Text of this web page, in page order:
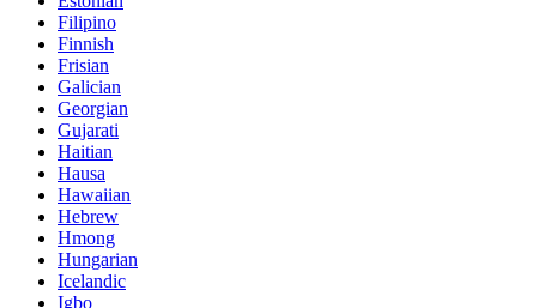
Filipino
Finnish
Frisian
Galician
Georgian
Gujarati
Haitian
Hausa
Hawaiian
Hebrew
Hmong
Hungarian
Icelandic
Igbo